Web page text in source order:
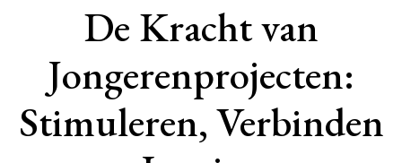
De Kracht van
Jongerenprojecten:
Stimuleren, Verbinden